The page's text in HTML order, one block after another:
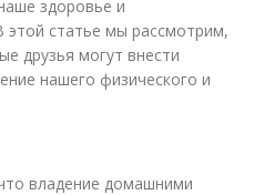
здоровье и
этой статье мы рассмотрим,
друзья могут внести
нашего физического и
владение домашними